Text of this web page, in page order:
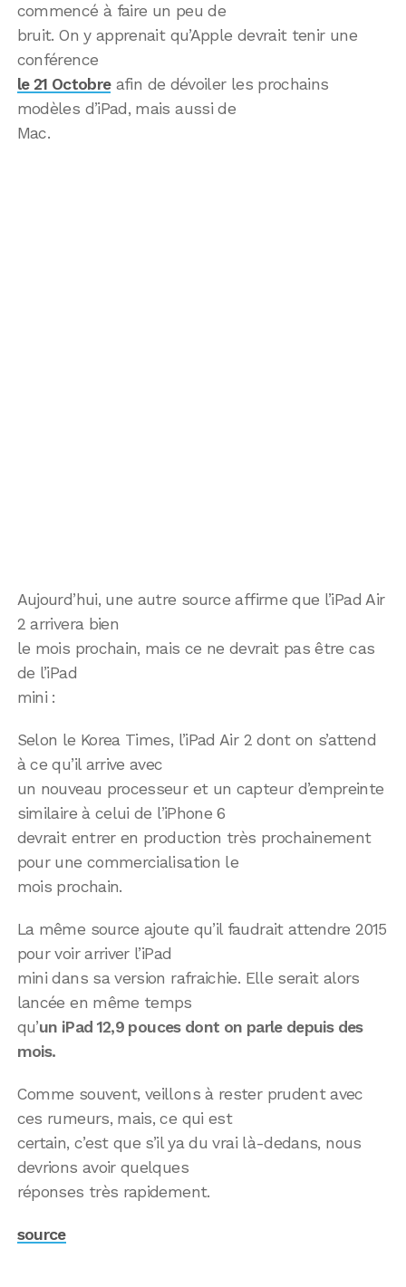
commencé à faire un peu de
bruit. On y apprenait qu’Apple devrait tenir une
conférence
le 21 Octobreafin de dévoiler les prochains
modèles d’iPad, mais aussi de
Mac.
Aujourd’hui, une autre source affirme que l’iPad Air
2 arrivera bien
le mois prochain, mais ce ne devrait pas être cas
de l’iPad
mini :
Selon le Korea Times, l’iPad Air 2 dont on s’attend
à ce qu’il arrive avec
un nouveau processeur et un capteur d’empreinte
similaire à celui de l’iPhone 6
devrait entrer en production très prochainement
pour une commercialisation le
mois prochain.
La même source ajoute qu’il faudrait attendre 2015
pour voir arriver l’iPad
mini dans sa version rafraichie. Elle serait alors
lancée en même temps
qu’un iPad 12,9 pouces dont on parle depuis des
mois.
Comme souvent, veillons à rester prudent avec
ces rumeurs, mais, ce qui est
certain, c’est que s’il ya du vrai là-dedans, nous
devrions avoir quelques
réponses très rapidement.
source